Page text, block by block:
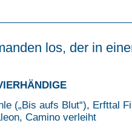
los, der in
(„Bis aufs Blut“), Erfttal
Camino verleiht